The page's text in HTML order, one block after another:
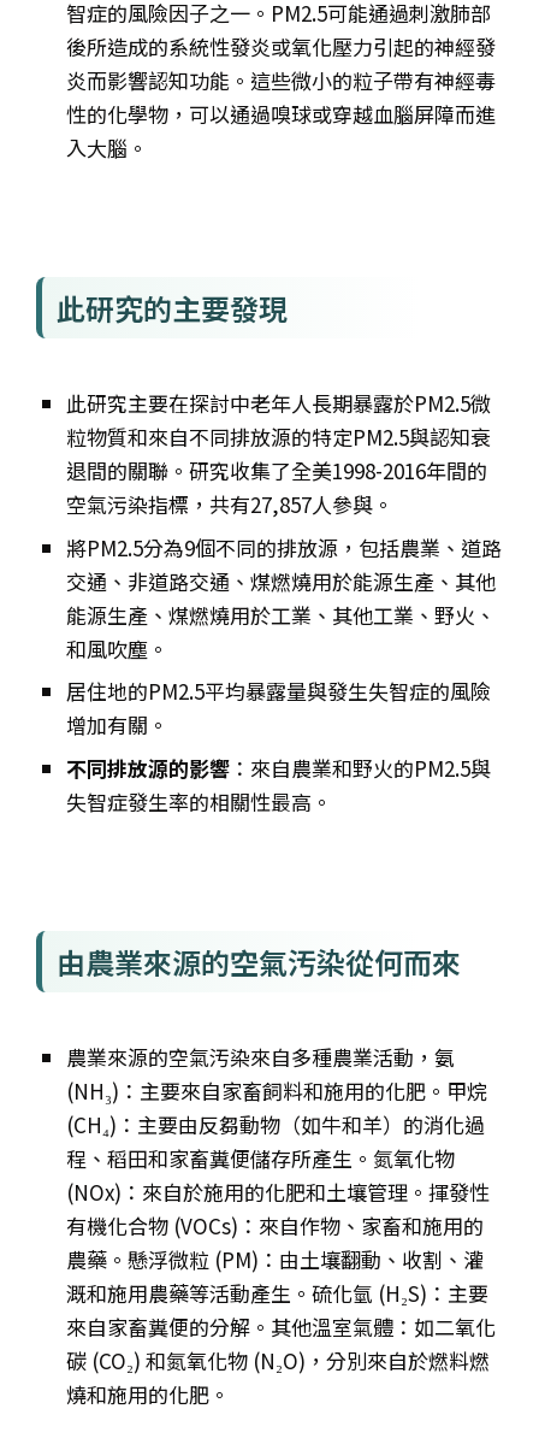
智症的風險因子之一。PM2.5可能通過刺激肺部
後所造成的系統性發炎或氧化壓力引起的神經發
炎而影響認知功能。這些微小的粒子帶有神經毒
性的化學物，可以通過嗅球或穿越血腦屏障而進
入大腦。
此研究的主要發現
此研究主要在探討中老年人長期暴露於PM2.5微
粒物質和來自不同排放源的特定PM2.5與認知衰
退間的關聯。研究收集了全美1998-2016年間的
空氣污染指標，共有27,857人參與。
將PM2.5分為9個不同的排放源，包括農業、道路
交通、非道路交通、煤燃燒用於能源生產、其他
能源生產、煤燃燒用於工業、其他工業、野火、
和風吹塵。
居住地的PM2.5平均暴露量與發生失智症的風險
增加有關。
不同排放源的影響 ：來自農業和野火的PM2.5與
失智症發生率的相關性最高。
由農業來源的空氣汚染從何而來
農業來源的空氣汚染來自多種農業活動， 氨
(NH₃) ：主要來自家畜飼料和施用的化肥。 甲烷
(CH₄) ：主要由反芻動物（如牛和羊）的消化過
程、稻田和家畜糞便儲存所產生。 氮氧化物
(NOx) ：來自於施用的化肥和土壤管理。 揮發性
有機化合物 (VOCs) ：來自作物、家畜和施用的
農藥。 懸浮微粒 (PM) ：由土壤翻動、收割、灌
溉和施用農藥等活動產生。 硫化氫 (H₂S) ：主要
來自家畜糞便的分解。 其他溫室氣體 ：如二氧化
碳 (CO₂) 和氮氧化物 (N₂O)，分別來自於燃料燃
燒和施用的化肥。